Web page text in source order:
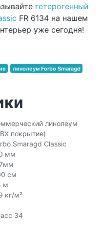
гетерогенный
FR 6134 на нашем
уже сегодня!
линолеум Forbo Smaragd
линолеум
покрытие)
Smaragd Classic
мм
см
м
кг/м²
34